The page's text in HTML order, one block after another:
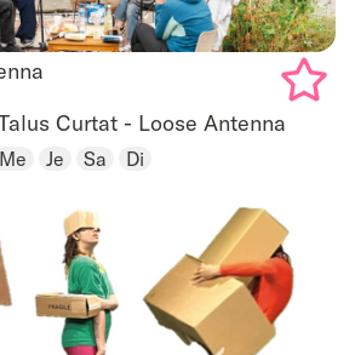
Curtat - Loose Antenna
Me Je Sa Di